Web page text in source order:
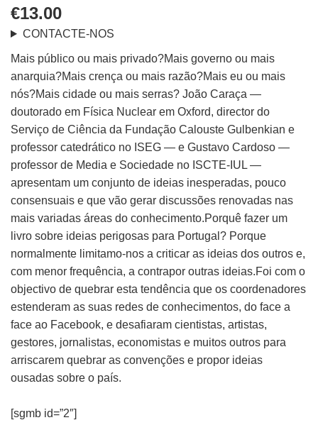
€13.00
CONTACTE-NOS
Mais público ou mais privado?Mais governo ou mais
anarquia?Mais crença ou mais razão?Mais eu ou mais
nós?Mais cidade ou mais serras? João Caraça —
doutorado em Física Nuclear em Oxford, director do
Serviço de Ciência da Fundação Calouste Gulbenkian e
professor catedrático no ISEG — e Gustavo Cardoso —
professor de Media e Sociedade no ISCTE-IUL —
apresentam um conjunto de ideias inesperadas, pouco
consensuais e que vão gerar discussões renovadas nas
mais variadas áreas do conhecimento.Porquê fazer um
livro sobre ideias perigosas para Portugal? Porque
normalmente limitamo-nos a criticar as ideias dos outros e,
com menor frequência, a contrapor outras ideias.Foi com o
objectivo de quebrar esta tendência que os coordenadores
estenderam as suas redes de conhecimentos, do face a
face ao Facebook, e desafiaram cientistas, artistas,
gestores, jornalistas, economistas e muitos outros para
arriscarem quebrar as convenções e propor ideias
ousadas sobre o país.
[sgmb id=”2″]